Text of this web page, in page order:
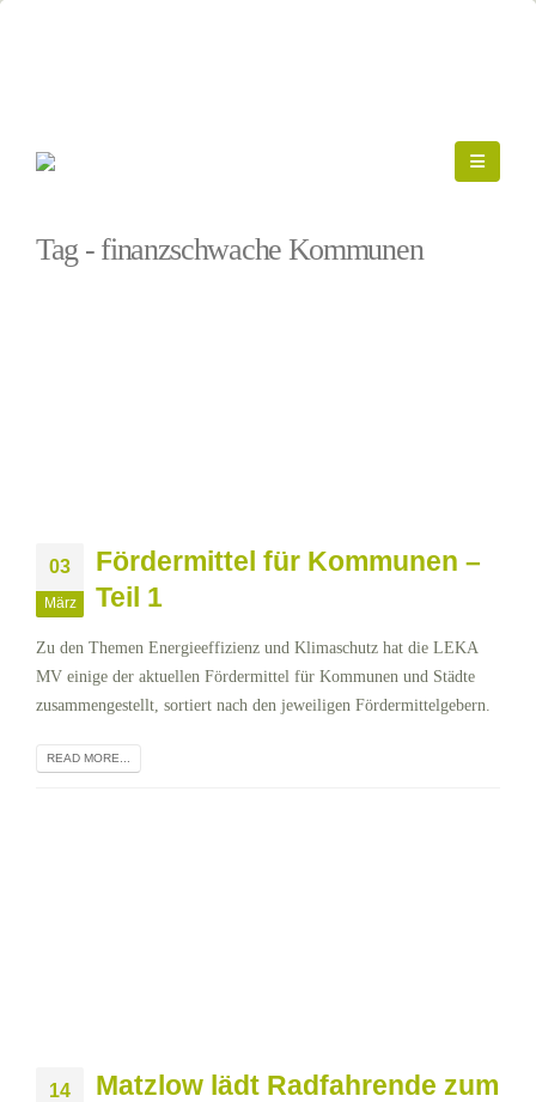
Tag - finanzschwache Kommunen
03
März
Fördermittel für Kommunen –
Teil 1
Zu den Themen Energieeffizienz und Klimaschutz hat die LEKA
MV einige der aktuellen Fördermittel für Kommunen und Städte
zusammengestellt, sortiert nach den jeweiligen Fördermittelgebern.
READ MORE...
14
Matzlow lädt Radfahrende zum